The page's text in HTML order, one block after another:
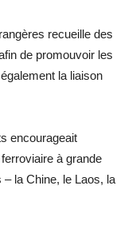
recueille des
de promouvoir les
la liaison
encourageait
à grande
la Chine, le Laos, la